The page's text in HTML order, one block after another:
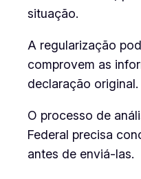
situação.
A regularização
comprovem as
declaração
O processo de
Federal precisa
antes de enviá-las.